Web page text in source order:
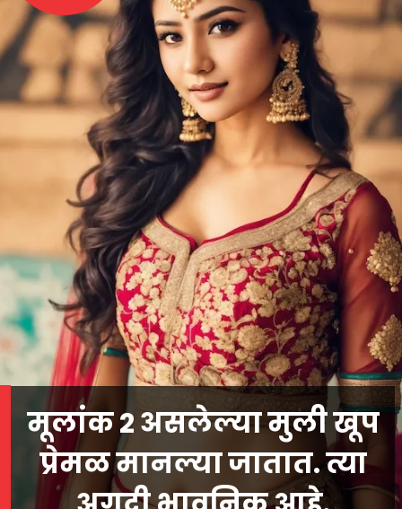
मूलांक 2 असलेल्या मुली खूप
प्रेमळ मानल्या जातात. त्या